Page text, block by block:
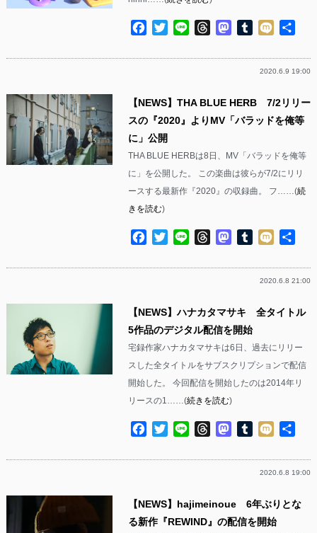
Facebook
TwitterLine ThreadsMastodon
Tumblr
Mixi
2020.6.9 19:00
【NEWS】THA BLUE HERB 7/2リリー
スの『2020』よりMV「バラッドを俺等
に」公開
THA BLUE HERBは8日、MV「バラッドを俺等
に」を公開した。 この楽曲は彼らが7/2にリリ
ースする最新作『2020』の収録曲。 フ……(続
きを読む)
Facebook
TwitterLine ThreadsMastodon
Tumblr
Mixi
2020.6.8 21:00
【NEWS】ハナカタマサキ 全タイトル
5作品のデジタル配信を開始
宅録作家ハナカタマサキは6日、過去にリリー
スした全タイトルをサブスクリプションで配信
開始した。 今回配信を開始したのは2014年リ
リースの1……(続きを読む)
Facebook
TwitterLine ThreadsMastodon
Tumblr
Mixi
2020.6.8 19:00
【NEWS】hajimeinoue 6年ぶりとな
る新作『REWIND』の配信を開始